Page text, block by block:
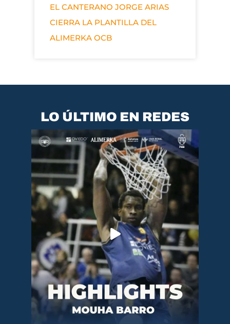
EL CANTERANO JORGE ARIAS
CIERRA LA PLANTILLA DEL
ALIMERKA OCB
LO ÚLTIMO EN REDES